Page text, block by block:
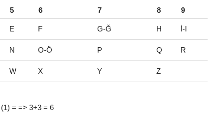
5 6 7 8 9
E F G-Ğ H İ-I
N O-Ö P Q R
W X Y Z
= => 3+3 = 6